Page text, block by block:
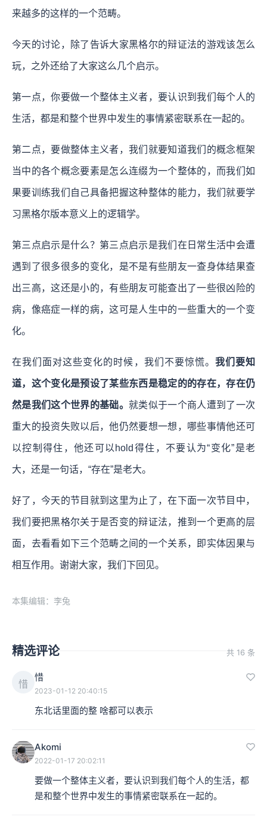
来越多的这样的一个范畴。
今天的讨论，除了告诉大家黑格尔的辩证法的游戏该怎么
玩，之外还给了大家这么几个启示。
第一点，你要做一个整体主义者，要认识到我们每个人的
生活，都是和整个世界中发生的事情紧密联系在一起的。
第二点，要做整体主义者，我们就要知道我们的概念框架
当中的各个概念要素是怎么连缀为一个整体的，而我们如
果要训练我们自己具备把握这种整体的能力，我们就要学
习黑格尔版本意义上的逻辑学。
第三点启示是什么？第三点启示是我们在日常生活中会遭
遇到了很多很多的变化，是不是有些朋友一查身体结果查
出三高，这还是小的，有些朋友可能查出了一些很凶险的
病，像癌症一样的病，这可是人生中的一些重大的一个变
化。
在我们面对这些变化的时候，我们不要惊慌。 我们要知
道，这个变化是预设了某些东西是稳定的的存在，存在仍
然是我们这个世界的基础。 就类似于一个商人遭到了一次
重大的投资失败以后，他仍然要想一想，哪些事情他还可
以控制得住，他还可以hold得住，不要认为“变化”是老
大，还是一句话，“存在”是老大。
好了，今天的节目就到这里为止了，在下面一次节目中，
我们要把黑格尔关于是否变的辩证法，推到一个更高的层
面，去看看如下三个范畴之间的一个关系，即实体因果与
相互作用。谢谢大家，我们下回见。
本集编辑：李兔
精选评论 共 16 条
惜
惜
2023-01-12 20:40:15
东北话里面的整 啥都可以表示
Akomi
2022-01-17 20:02:11
要做一个整体主义者，要认识到我们每个人的生活，都
是和整个世界中发生的事情紧密联系在一起的。